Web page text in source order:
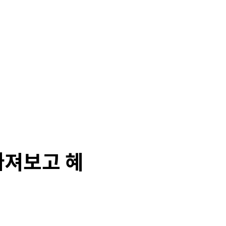
보고 혜